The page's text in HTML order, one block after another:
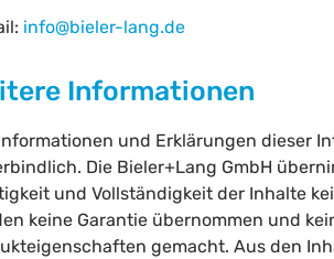
info@bieler-lang.de
Informationen
und Erklärungen dieser
Die Bieler+Lang GmbH
und Vollständigkeit der Inhalte
keine Garantie übernommen und
gemacht. Aus den